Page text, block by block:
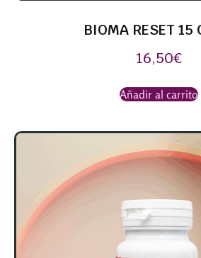
BIOMA RESET 15
16,50€
Añadir al carrito